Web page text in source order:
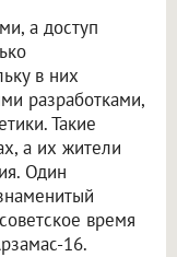
а доступ
в них
разработками,
Такие
а их жители
Один
время
16.